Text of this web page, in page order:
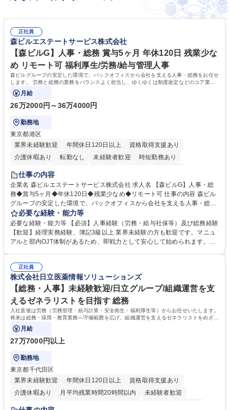
正社員
森ビルエステートサービス株式会社
【森ビルG】人事・総務 賞与5ヶ月 年休120日 残業少な
め リモート可 福利厚生/労務/給与管理人事
森ビルグループの安定した環境で、バックオフィスから会社を支える人事・総務をお任せ
します。 労務と総務の業務をバランスよく担当し、ゆくゆくは制度改定などのコア業務
にも挑戦できる、やりがいある環境です。
月給
26万2000円～36万4000円
勤務地
東京都港区
業界未経験歓迎
年間休日120日以上
資格取得支援あり
介護休暇あり
転勤なし 未経験者歓迎
時短勤務あり
経験者歓迎
完全週休2日制
交通費支給 長期歓迎 駅近5分以内 土日祝休み
仕事の内容
企業名 森ビルエステートサービス株式会社 求人名 【森ビルG】人事・総
務◆賞与5ヶ月◆年休120日◆残業少なめ◆リモート可 仕事の内容 森ビル
グループの安定した環境で、バックオフィスから会社を支える人事・総務
をお任せします。 労務と総務の業務をバランスよく担当し、ゆくゆくは制
度改定などのコア業務にも挑戦できる、やりがいある環境です。 ■勤怠管
理、給与計算、社会保険手続き、年末調整等の労務管理全般 ■入退社手続
き、社内規定の改定や人事制度改定などのコア業務 ■社内イベントの企画
でも質問・相談できる環境が整っているため、安心して成長できます。 募
集職種 【森ビルG】人事・総務◆賞与5ヶ月◆年休120日◆残業少なめ◆
リモート可
必要な経験・能力等
必要な経験・能力等 【必須】人事経験（労務・給与社保等）及び総務経験
【歓迎】経理実務経験、簿記3級以上 業界未経験の方も歓迎です。マニュ
アルと部内OJT体制があるため、即戦力として安心して始められます。
務に挑戦できるため、自身の成長と組織への貢献度をダイレクトに実感で
きます。 残業少なめ、週1日リモート可など、ワークライフバランスを保
ち長期活躍できる環境です。 「これまでの幅広い経験を活かし、長期的な
キャリアを築きたい」という前向きな意欲と挑戦を全力で応援します。 学
歴・資格 学歴：大学院 大学 高専 短大 専修学校 高校 語学力： 資格：日商
簿記検定1級 日商簿記検定2級 日商簿記検定3級
正社員
株式会社日立医薬情報ソリューションズ
【総務・人事】未経験歓迎/日立グループ/組織運営を支
えるゼネラリストを目指す 総務
入社直後は労務（労務管理・給与計算・安全衛生・福利厚生等）からお任せいたします。
将来は総務・採用・教育業務へ守備範囲を広げ、組織運営を支えるゼネラリストをめざせ
ます。
月給
27万7000円以上
勤務地
東京都千代田区
業界未経験歓迎
年間休日120日以上
資格取得支援あり
介護休暇あり
月平均残業時間20時間以内
未経験者歓迎
住宅手当あり